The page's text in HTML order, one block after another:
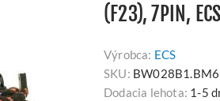
(F23), 7PIN, ECS
Výrobca: ECS
SKU: BW028B1.BM6
Dodacia lehota: 1-5